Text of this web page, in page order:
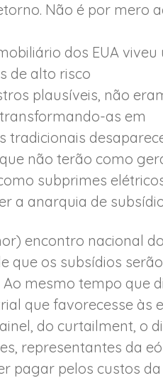
Não é por mero
dos EUA
de alto risco
plausíveis, não
as em
tradicionais
não terão como
subprimes
a anarquia de
encontro nacional
que os subsídios
mesmo tempo que
que favorecesse às
do curtailment, o
representantes da
pagar pelos custos